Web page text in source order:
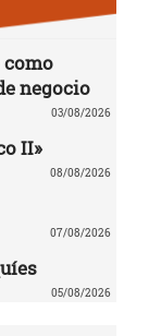
negocio
03/08/2026
II»
08/08/2026
07/08/2026
05/08/2026